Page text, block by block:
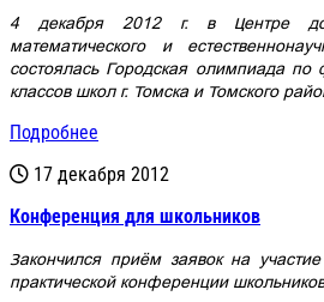
4 декабря 2012 г. в Центре
математического и
состоялась Городская олимпиада
классов школ г. Томска и Томского
Подробнее
17 декабря 2012
Конференция для школьников
Закончился приём заявок на
практической конференции